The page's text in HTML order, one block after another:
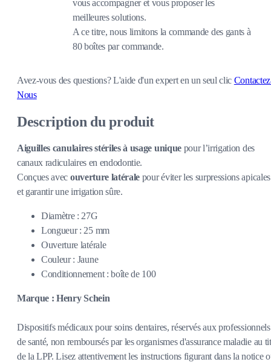
vous accompagner et vous proposer les
meilleures solutions.
A ce titre, nous limitons la commande des gants à
80 boîtes par commande.
Avez-vous des questions?L'aide d'un expert en un seul clic
Nous
Description du produit
Aiguilles canulaires stériles à usage uniquepour l’irrigation des
canaux radiculaires en endodontie.
Conçues avec ouverture latérale pour éviter les surpressions apicales
et garantir une irrigation sûre.
Diamètre : 27G
Longueur : 25 mm
Ouverture latérale
Couleur : Jaune
Conditionnement : boîte de 100
Marque : Henry Schein
Dispositifs médicaux pour soins dentaires, réservés aux professionnels
de santé, non remboursés par les organismes d'assurance maladie au
de la LPP. Lisez attentivement les instructions figurant dans la notice